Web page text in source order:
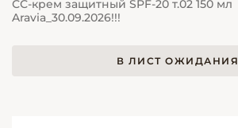
СС-крем защитный SPF-20 т.02 150 мл
Aravia_30.09.2026!!!
В ЛИСТ ОЖИДАНИЯ